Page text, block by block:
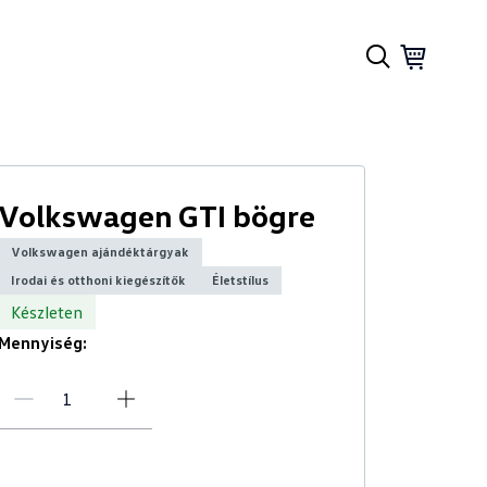
GTI bögre
Volkswagen ajándéktárgyak
Irodai és otthoni kiegészítők
Életstílus
Készleten